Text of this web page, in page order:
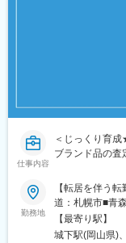
仕事内容
＜じっくり育
ブランド品の査
勤務地
【転居を伴う
道：札幌市■青
田県：秋田市■
水戸市■栃木県
【最寄り駅】
城下駅(岡山県)